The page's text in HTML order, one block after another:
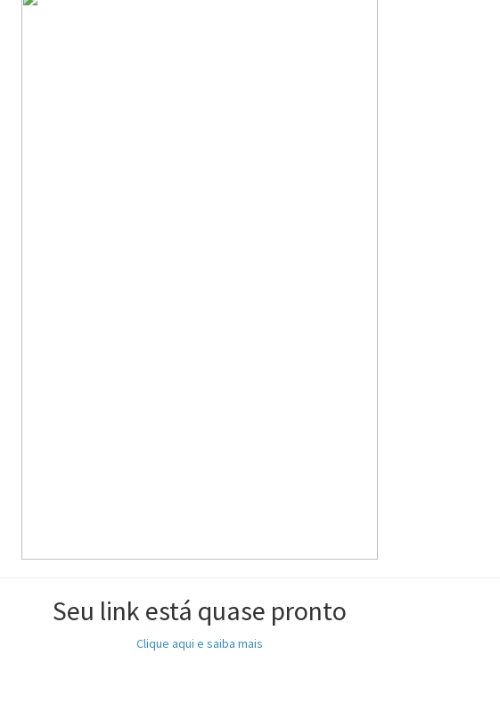
Seu link está quase pronto
Clique aqui e saiba mais